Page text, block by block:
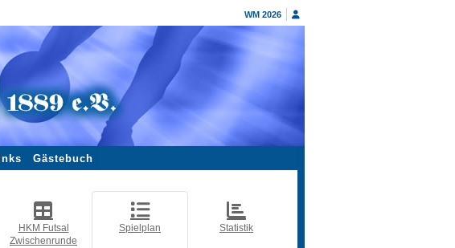
WM 2026
Gästebuch
HKM Futsal
Zwischenrunde
Spielplan Statistik